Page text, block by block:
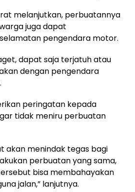
melanjutkan, perbuatannya
juga dapat
pengendara motor.
dapat saja terjatuh atau
dengan pengendara
peringatan kepada
tidak meniru perbuatan
akan menindak tegas bagi
perbuatan yang sama,
bisa membahayakan
jalan,” lanjutnya.